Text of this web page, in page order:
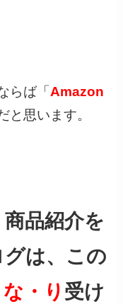
らば「Amazon
と思います。
品紹介を
は、この
・り 受け